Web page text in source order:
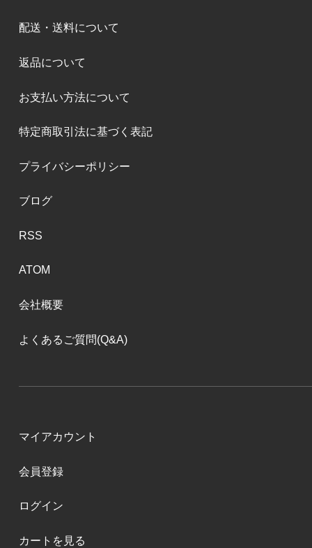
配送・送料について
返品について
お支払い方法について
特定商取引法に基づく表記
プライバシーポリシー
ブログ
RSS
ATOM
会社概要
よくあるご質問(Q&A)
マイアカウント
会員登録
ログイン
カートを見る